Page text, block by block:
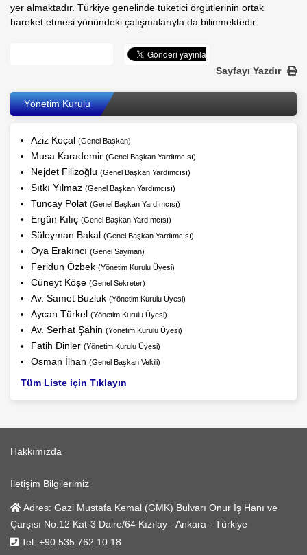
yer almaktadır. Türkiye genelinde tüketici örgütlerinin ortak
hareket etmesi yönündeki çalışmalarıyla da bilinmektedir.
Sayfayı Yazdır
Yönetim Kurulu
Aziz Koçal (Genel Başkan)
Musa Karademir (Genel Başkan Yardımcısı)
Nejdet Filizoğlu (Genel Başkan Yardımcısı)
Sıtkı Yılmaz (Genel Başkan Yardımcısı)
Tuncay Polat (Genel Başkan Yardımcısı)
Ergün Kılıç (Genel Başkan Yardımcısı)
Süleyman Bakal (Genel Başkan Yardımcısı)
Oya Erakıncı (Genel Sayman)
Feridun Özbek (Yönetim Kurulu Üyesi)
Cüneyt Köşe (Genel Sekreter)
Av. Samet Buzluk (Yönetim Kurulu Üyesi)
Aycan Türkel (Yönetim Kurulu Üyesi)
Av. Serhat Şahin (Yönetim Kurulu Üyesi)
Fatih Dinler (Yönetim Kurulu Üyesi)
Osman İlhan (Genel Başkan Vekili)
Tüm Liste için Tıklayın
Hakkımızda
İletişim Bilgilerimiz
Adres: Gazi Mustafa Kemal (GMK) Bulvarı Onur İş Hanı ve
Çarşısı No:12 Kat-3 Daire/64 Kızılay - Ankara - Türkiye
Tel: +90 535 762 10 18